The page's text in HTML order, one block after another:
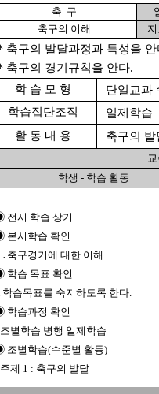
축 구
축구의 이해
축구의 발달과정과 특성을 안
축구의 경기규칙을 안다.
학 습 모 형 단일교과
학습집단조직
일제학습
활 동 내 용 축구의 발
학생 - 학습 활동
전시 학습 상기
본시학습 확인
․축구경기에 대한 이해
학습 목표 확인
학습목표를 숙지하도록 한다.
학습과정 확인
별학습 병행 일제학습
조별학습(수준별 활동)
제 1 : 축구의 발달
제 2 : 축구의 특성 과 효과